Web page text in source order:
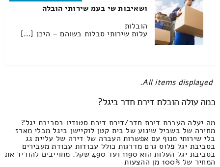
ושאיבות שי בעמ שירותי הובלה
הובלות
עלות שירותי סבלות בשוהם – היכן […]
All items displayed.
כמה עולה הובלת דירת חדר ביגל?
מה יעלה העברת דירת חדר/דירת דירת סטודיו בסביבת יגל?
מחירה של בשביל שינוע של בית קטן לוקיישן ביגל מבלי מארז
בלי שירותי מנוף עם אפשרות העברה של דירה של עליית גג
בסביבת יגל פלוס גרם מדרגות כולל עבודות עבודת מעבירים
בסביבת יגל העלות הוא 1190 ועד 490 שקל. מחוייבים להוריד את
המחיר של 100% מן ההצעות